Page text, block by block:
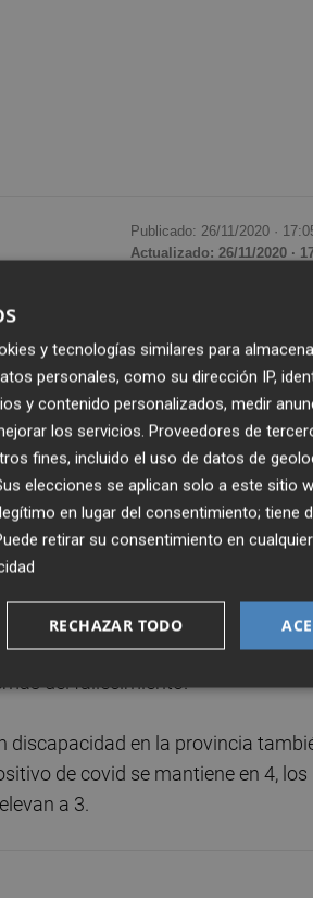
Publicado: 26/11/2020 ·
Actualizado: 26/11/2020 ·
un total de
la cifra total de contagiados a
prensa la consellera de Sanidad
a causa de la covid, según
interno, aunque la
De esta manera, contando con
por la covid-19 se sitúa en 317.
a día de hoy, hay 126 ingresados
de Cuidados Intensivos. Por su
hasta 65 personas y de ellas
informado que, en las últimas 24
del fallecimiento.
discapacidad en la provincia
de covid se mantiene en 4, los
a 3.
y tecnologías similares para
personales, como su dirección IP,
y contenido personalizados, medir
los servicios. Proveedores de
fines, incluido el uso de datos de
elecciones se aplican solo a este sitio
en lugar del consentimiento; tiene
retirar su consentimiento en
RECHAZAR TODO